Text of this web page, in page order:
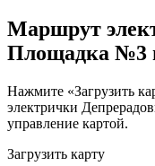
Маршрут
Площадка №3
Нажмите «Загрузить
электрички
управление картой.
Загрузить карту